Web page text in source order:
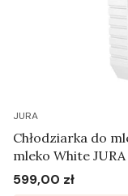
JURA
Chłodziarka do
mleko White JURA
Cena
599,00 zł